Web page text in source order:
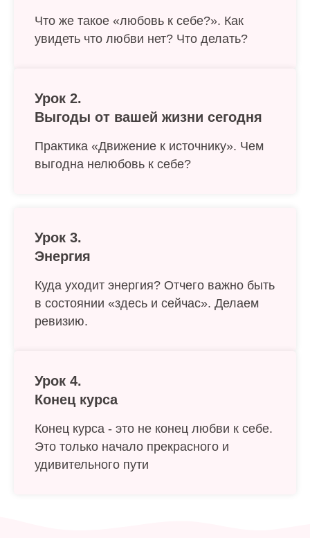
Что же такое «любовь к себе?». Как
увидеть что любви нет? Что делать?
Урок 2.
Выгоды от вашей жизни сегодня
Практика «Движение к источнику». Чем
выгодна нелюбовь к себе?
Урок 3.
Энергия
Куда уходит энергия? Отчего важно быть
в состоянии «здесь и сейчас». Делаем
ревизию.
Урок 4.
Конец курса
Конец курса - это не конец любви к себе.
Это только начало прекрасного и
удивительного пути